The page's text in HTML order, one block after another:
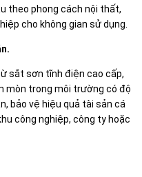
theo phong cách nội thất,
cho không gian sử dụng.
sắt sơn tĩnh điện cao cấp,
mòn trong môi trường có độ
bảo vệ hiệu quả tài sản cá
công nghiệp, công ty hoặc